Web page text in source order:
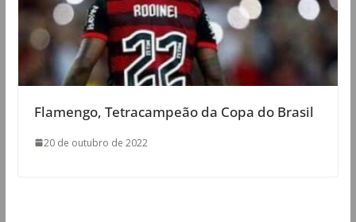
Flamengo, Tetracampeão da Copa do Brasil
20 de outubro de 2022